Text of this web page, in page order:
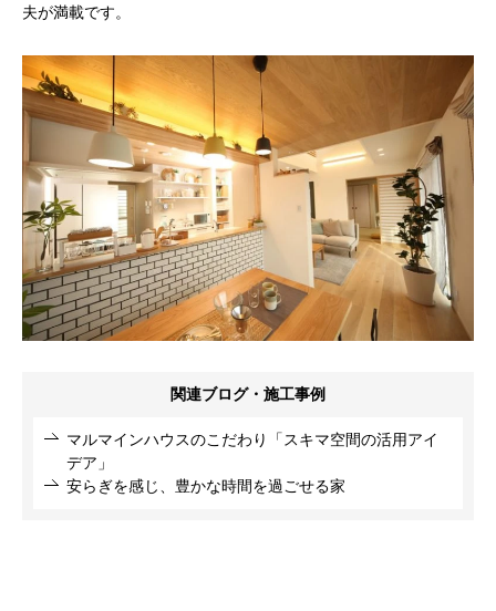
夫が満載です。
関連ブログ・施工事例
マルマインハウスのこだわり「スキマ空間の活用アイ
デア」
安らぎを感じ、豊かな時間を過ごせる家